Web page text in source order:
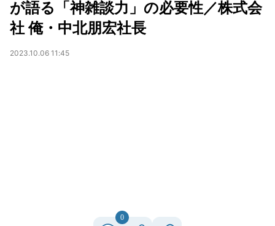
が語る「神雑談力」の必要性／株式会
社 俺・中北朋宏社長
2023.10.06 11:45
0